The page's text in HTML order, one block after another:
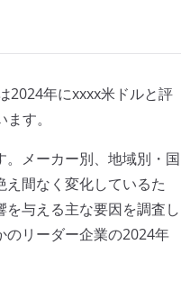
2024年にxxxx米ドルと評
す。
メーカー別、地域別・国
間なく変化しているた
与える主な要因を調査し
のリーダー企業の2024年